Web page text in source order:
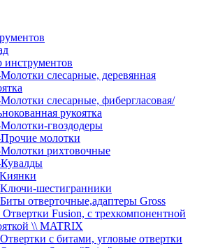
слесарные, деревянная
слесарные, фибергласовая/
рукоятка
гвоздодеры
молотки
рихтовочные
Ключи-шестигранники
отверточные,адаптеры Gross
Отвертки Fusion, c трехкомпонентной
\\ MATRIX
с битами, угловые отвертки